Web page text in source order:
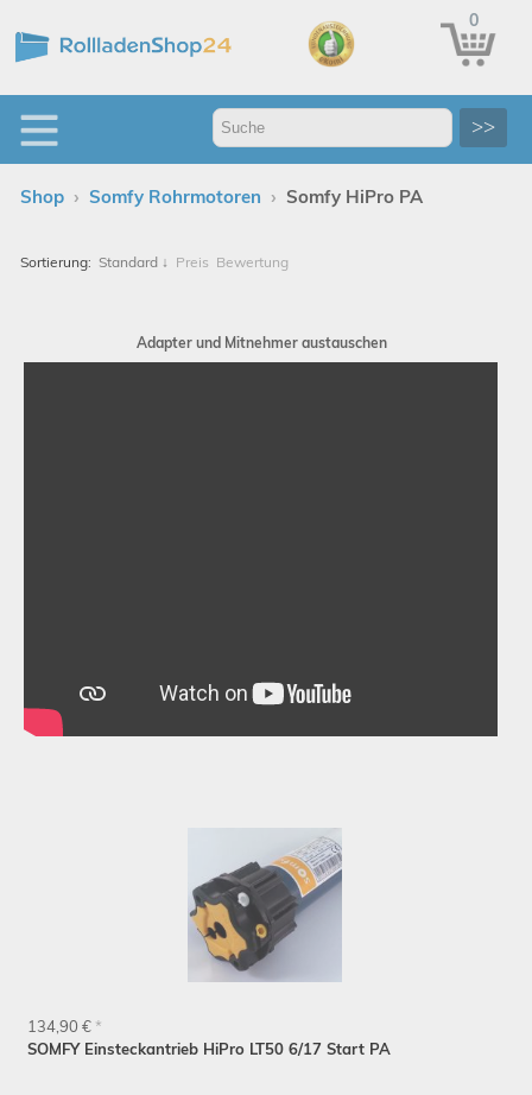
0
>>
Shop › Somfy Rohrmotoren › Somfy HiPro PA
Sortierung: Standard ↓ Preis Bewertung
Adapter und Mitnehmer austauschen
SOMFY Einsteckantrieb HiPro LT50 6/17 Start PA
134,90 € *